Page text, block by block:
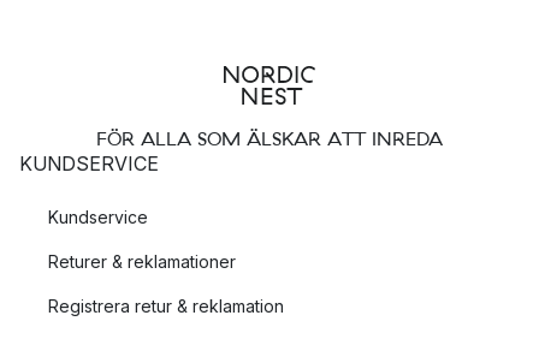
FÖR ALLA SOM ÄLSKAR ATT INREDA
KUNDSERVICE
Kundservice
Returer & reklamationer
Registrera retur & reklamation